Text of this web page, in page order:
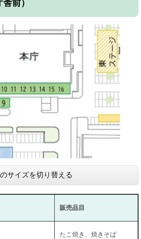
前）
サイズを切り替える
販売品目
たこ焼き、焼きそば